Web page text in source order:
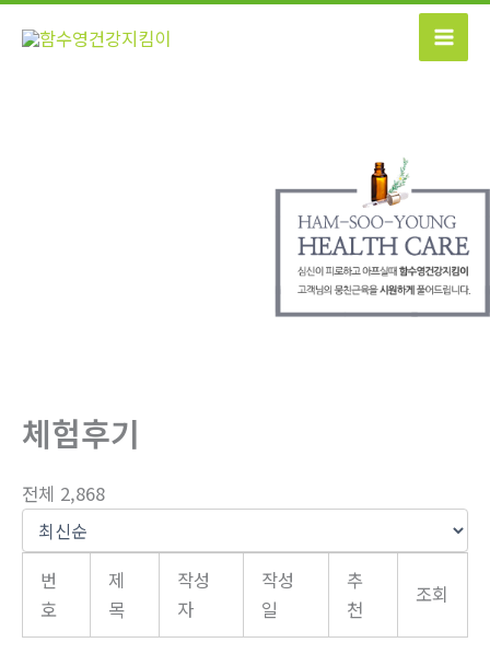
콘
체험후기
전체 2,868
번
호
제
목
작성
자
작성
일
추
천
조회